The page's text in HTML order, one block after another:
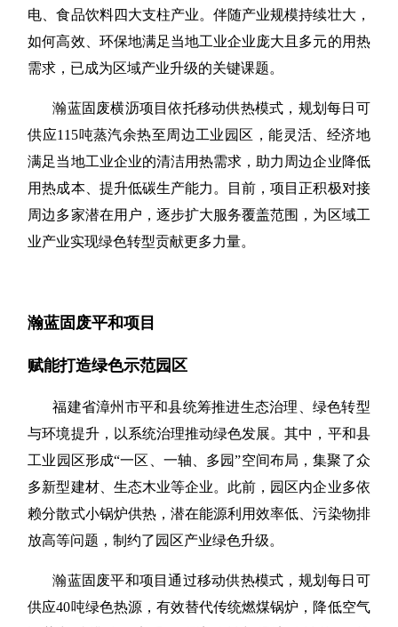
电、食品饮料四大支柱产业。伴随产业规模持续壮大，
如何高效、环保地满足当地工业企业庞大且多元的用热
需求，已成为区域产业升级的关键课题。
瀚蓝固废横沥项目依托移动供热模式，规划每日可
供应115吨蒸汽余热至周边工业园区，能灵活、经济地
满足当地工业企业的清洁用热需求，助力周边企业降低
用热成本、提升低碳生产能力。目前，项目正积极对接
周边多家潜在用户，逐步扩大服务覆盖范围，为区域工
业产业实现绿色转型贡献更多力量。
瀚蓝固废平和项目
赋能打造绿色示范园区
福建省漳州市平和县统筹推进生态治理、绿色转型
与环境提升，以系统治理推动绿色发展。其中，平和县
工业园区形成“一区、一轴、多园”空间布局，集聚了众
多新型建材、生态木业等企业。此前，园区内企业多依
赖分散式小锅炉供热，潜在能源利用效率低、污染物排
放高等问题，制约了园区产业绿色升级。
瀚蓝固废平和项目通过移动供热模式，规划每日可
供应40吨绿色热源，有效替代传统燃煤锅炉，降低空气